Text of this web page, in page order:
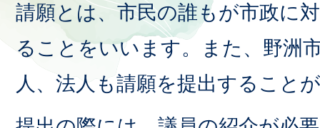
請願とは、市民の誰もが市政に
ることをいいます。また、野洲
人、法人も請願を提出すること